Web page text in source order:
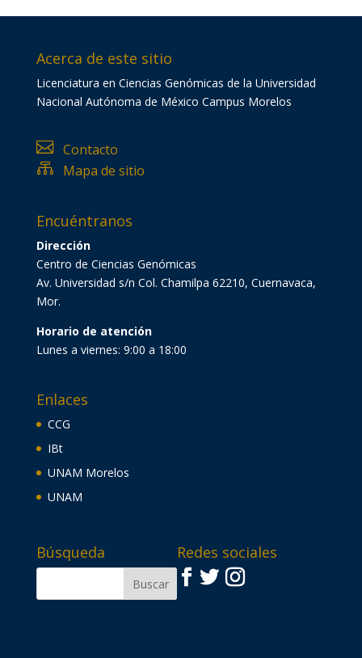
Acerca de este sitio
Licenciatura en Ciencias Genómicas de la Universidad
Nacional Autónoma de México Campus Morelos
 Contacto
 Mapa de sitio
Encuéntranos
Dirección
Centro de Ciencias Genómicas
Av. Universidad s/n Col. Chamilpa 62210, Cuernavaca,
Mor.
Horario de atención
Lunes a viernes: 9:00 a 18:00
Enlaces
CCG
IBt
UNAM Morelos
UNAM
Búsqueda Redes sociales